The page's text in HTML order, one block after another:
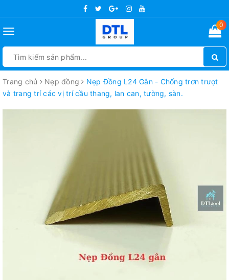
Toggle
0
Trang chủ Nẹp đồng
Nẹp Đồng L24 Gân - Chống trơn trượt
và trang trí các vị trí cầu thang, lan can, tường, sàn.